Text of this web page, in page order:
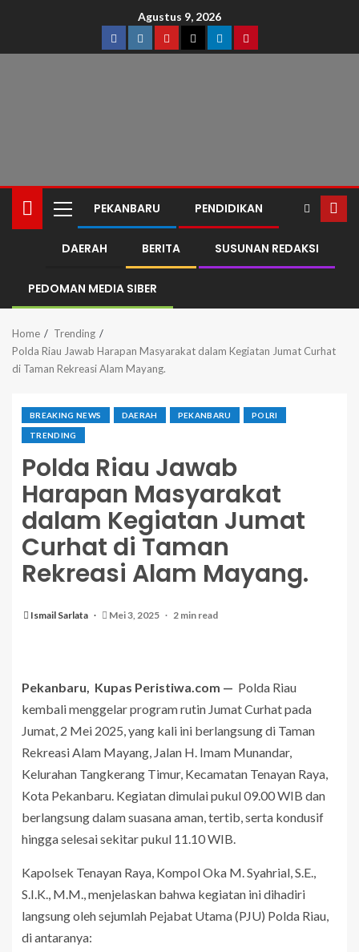
Agustus 9, 2026
PEKANBARU PENDIDIKAN
DAERAH BERITA SUSUNAN REDAKSI
PEDOMAN MEDIA SIBER
Home
Trending
Polda Riau Jawab Harapan Masyarakat dalam Kegiatan Jumat Curhat
di Taman Rekreasi Alam Mayang.
BREAKING NEWS DAERAH PEKANBARU POLRI
TRENDING
Polda Riau Jawab
Harapan Masyarakat
dalam Kegiatan Jumat
Curhat di Taman
Rekreasi Alam Mayang.
Ismail Sarlata Mei 3, 2025 2 min read
Pekanbaru, Kupas Peristiwa.com — Polda Riau
kembali menggelar program rutin Jumat Curhat pada
Jumat, 2 Mei 2025, yang kali ini berlangsung di Taman
Rekreasi Alam Mayang, Jalan H. Imam Munandar,
Kelurahan Tangkerang Timur, Kecamatan Tenayan Raya,
Kota Pekanbaru. Kegiatan dimulai pukul 09.00 WIB dan
berlangsung dalam suasana aman, tertib, serta kondusif
hingga selesai sekitar pukul 11.10 WIB.
Kapolsek Tenayan Raya, Kompol Oka M. Syahrial, S.E.,
S.I.K., M.M., menjelaskan bahwa kegiatan ini dihadiri
langsung oleh sejumlah Pejabat Utama (PJU) Polda Riau,
di antaranya: